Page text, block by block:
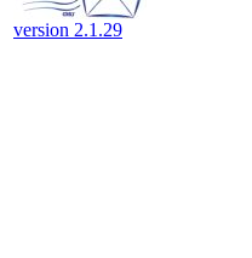
version 2.1.29